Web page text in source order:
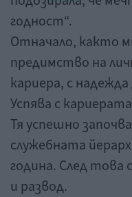
годност“.
Отначало, както
предимство на
кариера, с
Успява с
Тя успешно
служебната
година. След това
и развод.